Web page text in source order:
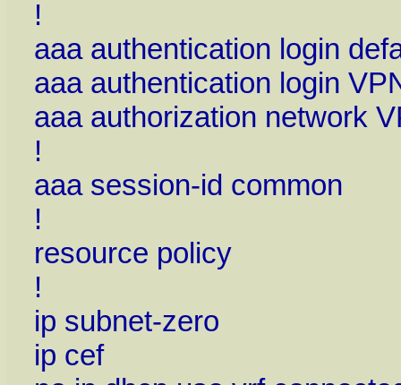
!
aaa authentication login
aaa authentication login
aaa authorization network
!
aaa session-id common
!
resource policy
!
ip subnet-zero
ip cef